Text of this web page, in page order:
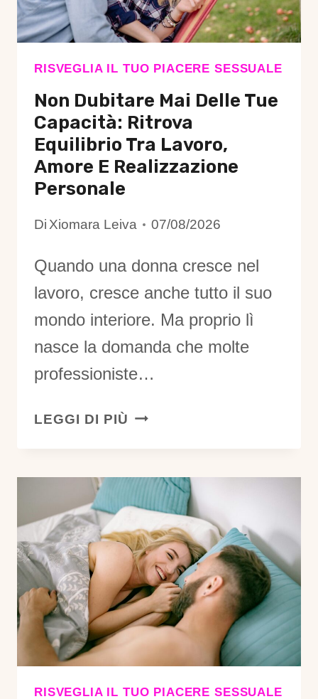
RISVEGLIA IL TUO PIACERE SESSUALE
Non Dubitare Mai Delle Tue
Capacità: Ritrova
Equilibrio Tra Lavoro,
Amore E Realizzazione
Personale
Di Xiomara Leiva 07/08/2026
Quando una donna cresce nel
lavoro, cresce anche tutto il suo
mondo interiore. Ma proprio lì
nasce la domanda che molte
professioniste…
LEGGI DI PIÙ NON
DELLE
TUE
CAPACITÀ:
RITROVA
EQUILIBRIO
TRA
LAVORO,
AMORE
E
REALIZZAZIONE
PERSONALE
RISVEGLIA IL TUO PIACERE SESSUALE